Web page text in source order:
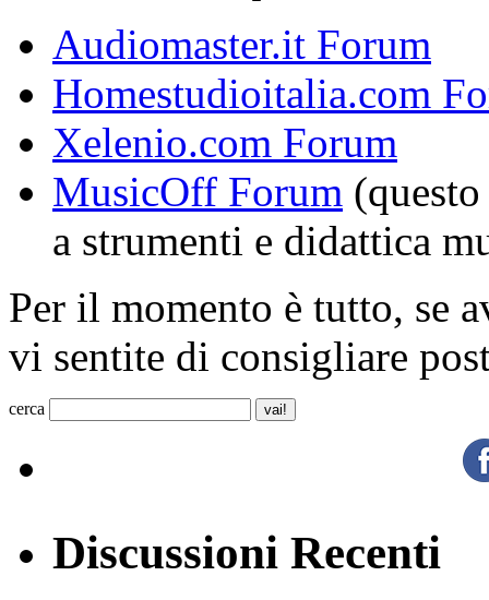
Audiomaster.it Forum
Homestudioitalia.com
Xelenio.com Forum
MusicOff Forum
a strumenti e didattica
Per il momento è tutto, se
vi sentite di consigliare
cerca
Discussioni Recenti